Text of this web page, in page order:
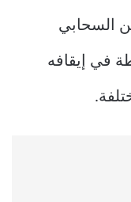
السحابي
في إيقافه